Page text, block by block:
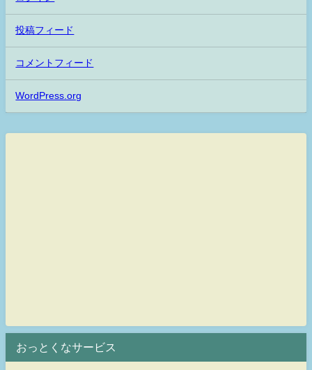
投稿フィード
コメントフィード
WordPress.org
おっとくなサービス